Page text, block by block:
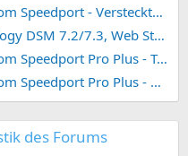
Telekom Speedport - Versteckte Konfigurationen
Synology DSM 7.2/7.3, Web Station 4, Webdienst und Webportal erstellen (ehemals vHost)
Telekom Speedport Pro Plus - Telefonie einrichten
Telekom Speedport Pro Plus - Netzwerk einrichten
des Forums